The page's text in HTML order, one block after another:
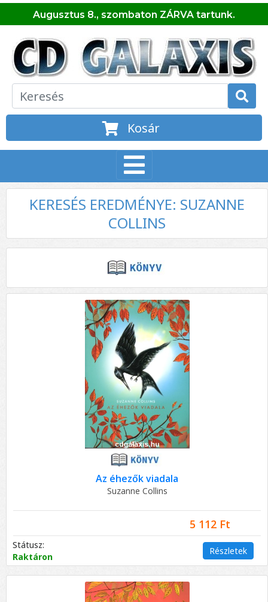
Augusztus 8., szombaton ZÁRVA tartunk.
Kosár
KERESÉS EREDMÉNYE: SUZANNE
COLLINS
Az éhezők viadala
Suzanne Collins
5 112 Ft
Státusz:
Raktáron
Részletek